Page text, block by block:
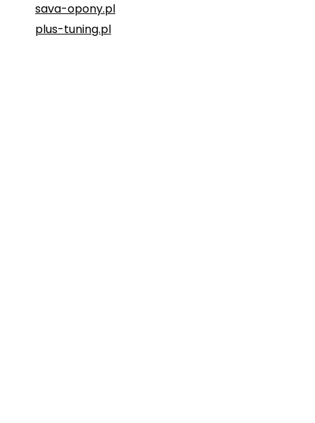
sava-opony.pl
plus-tuning.pl